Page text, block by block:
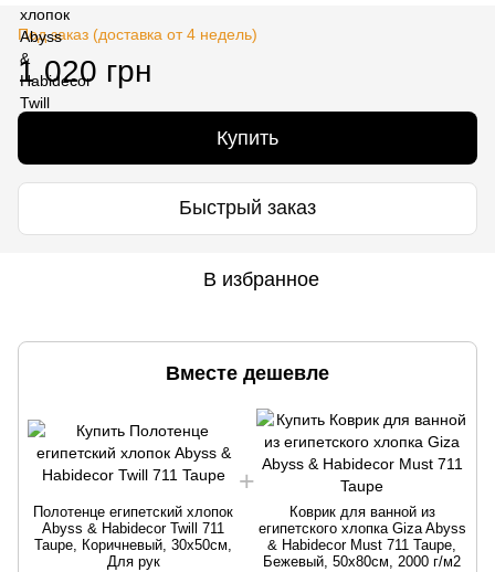
Под заказ (доставка от 4 недель)
1 020 грн
Купить
Быстрый заказ
В избранное
Вместе дешевле
Полотенце египетский хлопок
Abyss & Habidecor Twill 711
Taupe, Коричневый, 30х50см,
Для рук
Коврик для ванной из
египетского хлопка Giza Abyss
& Habidecor Must 711 Taupe,
Бежевый, 50х80см, 2000 г/м2